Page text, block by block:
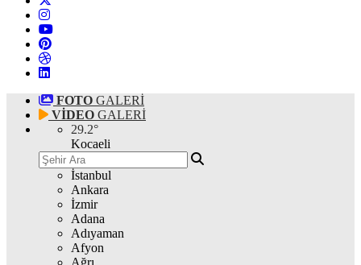
FOTO GALERİ
VİDEO GALERİ
29.2°
Kocaeli
İstanbul
Ankara
İzmir
Adana
Adıyaman
Afyon
Ağrı